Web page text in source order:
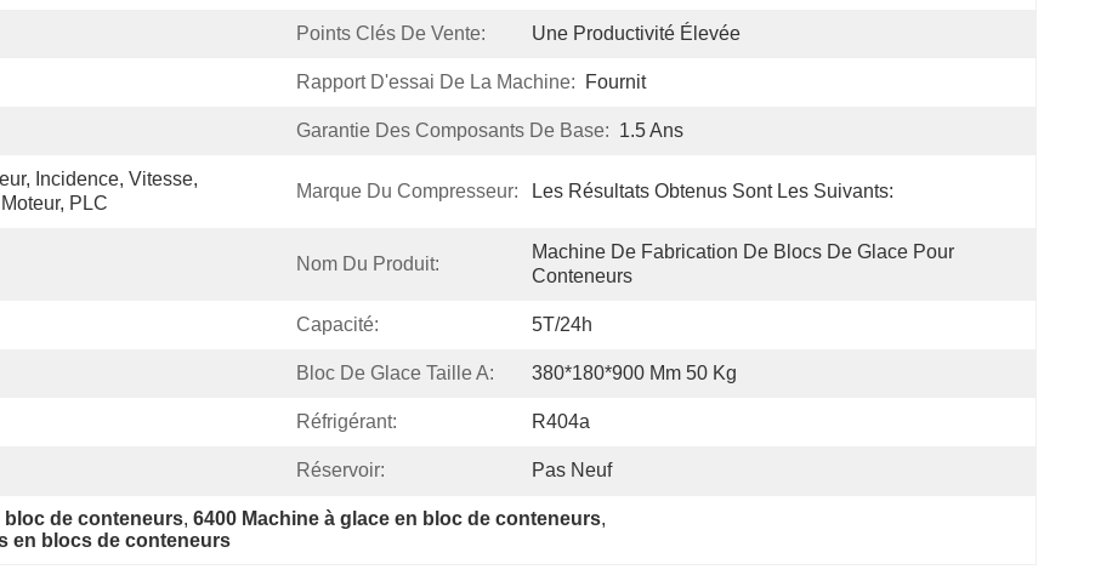
Points Clés De Vente: Une Productivité Élevée
Rapport D'essai De La Machine: Fournit
Garantie Des Composants De Base: 1.5 Ans
Incidence, Vitesse,
PLC
Marque Du Compresseur: Les Résultats Obtenus Sont Les Suivants:
Nom Du Produit:
Machine De Fabrication De Blocs De Glace Pour
Conteneurs
Capacité: 5T/24h
Bloc De Glace Taille A: 380*180*900 Mm 50 Kg
Réfrigérant: R404a
Réservoir: Pas Neuf
bloc de conteneurs, 6400 Machine à glace en bloc de conteneurs,
en blocs de conteneurs